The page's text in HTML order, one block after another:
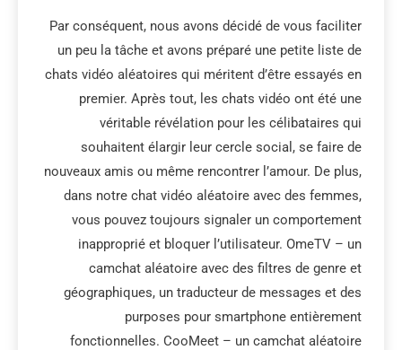
Par conséquent, nous avons décidé de vous faciliter
un peu la tâche et avons préparé une petite liste de
chats vidéo aléatoires qui méritent d’être essayés en
premier. Après tout, les chats vidéo ont été une
véritable révélation pour les célibataires qui
souhaitent élargir leur cercle social, se faire de
nouveaux amis ou même rencontrer l’amour. De plus,
dans notre chat vidéo aléatoire avec des femmes,
vous pouvez toujours signaler un comportement
inapproprié et bloquer l’utilisateur. OmeTV – un
camchat aléatoire avec des filtres de genre et
géographiques, un traducteur de messages et des
purposes pour smartphone entièrement
fonctionnelles. CooMeet – un camchat aléatoire